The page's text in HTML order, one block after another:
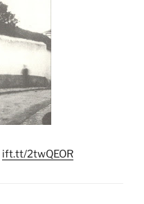
ift.tt/2twQEOR